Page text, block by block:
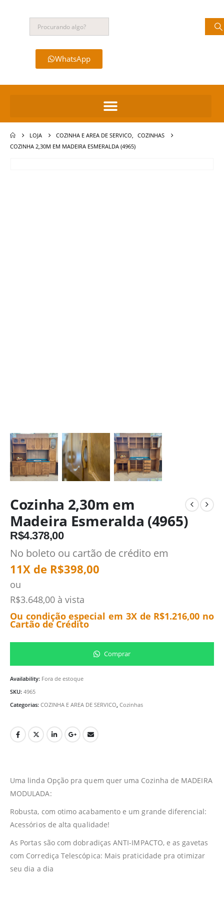
WhatsApp
LOJA COZINHA E AREA DE SERVICO
COZINHAS
COZINHA 2,30M EM MADEIRA ESMERALDA (4965)
Cozinha 2,30m em
Madeira Esmeralda (4965)
R$4.378,00
No boleto ou cartão de crédito em
11X de R$398,00
ou
R$3.648,00 à vista
Ou condição especial em 3X de R$1.216,00 no
Cartão de Crédito
Comprar
Availability: Fora de estoque
SKU: 4965
Categorias: COZINHA E AREA DE SERVICO Cozinhas
Uma linda Opção pra quem quer uma Cozinha de MADEIRA
MODULADA:
Robusta, com otimo acabamento e um grande diferencial:
Acessórios de alta qualidade!
As Portas são com dobradiças ANTI-IMPACTO, e as gavetas
com Corrediça Telescópica: Mais praticidade pra otimizar
seu dia a dia